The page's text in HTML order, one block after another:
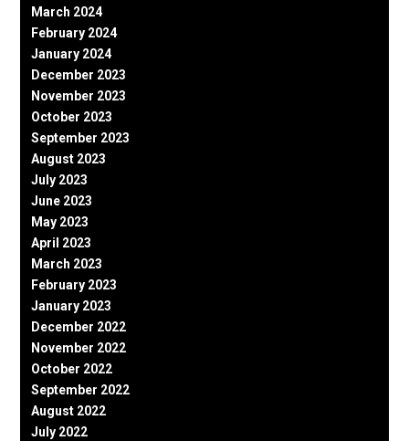
March 2024
February 2024
January 2024
December 2023
November 2023
October 2023
September 2023
August 2023
July 2023
June 2023
May 2023
April 2023
March 2023
February 2023
January 2023
December 2022
November 2022
October 2022
September 2022
August 2022
July 2022